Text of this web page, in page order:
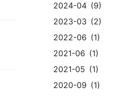
2024-04
9
2023-03
2
2022-06
1
2021-06
1
2021-05
1
2020-09
1